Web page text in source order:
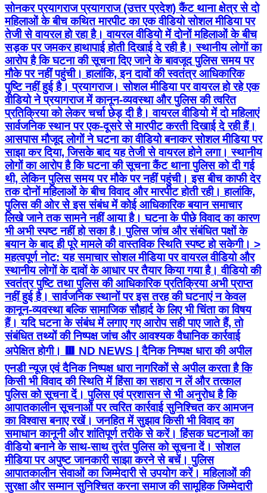
सोनकर प्रयागराज प्रयागराज (उत्तर प्रदेश) कैंट थाना क्षेत्र से दो
महिलाओं के बीच कथित मारपीट का एक वीडियो सोशल मीडिया पर
तेजी से वायरल हो रहा है। वायरल वीडियो में दोनों महिलाओं के बीच
सड़क पर जमकर हाथापाई होती दिखाई दे रही है। स्थानीय लोगों का
आरोप है कि घटना की सूचना दिए जाने के बावजूद पुलिस समय पर
मौके पर नहीं पहुंची। हालांकि, इन दावों की स्वतंत्र आधिकारिक
पुष्टि नहीं हुई है। प्रयागराज। सोशल मीडिया पर वायरल हो रहे एक
वीडियो ने प्रयागराज में कानून-व्यवस्था और पुलिस की त्वरित
प्रतिक्रिया को लेकर चर्चा छेड़ दी है। वायरल वीडियो में दो महिलाएं
सार्वजनिक स्थान पर एक-दूसरे से मारपीट करती दिखाई दे रही हैं।
आसपास मौजूद लोगों ने घटना का वीडियो बनाकर सोशल मीडिया पर
साझा कर दिया, जिसके बाद यह तेजी से वायरल होने लगा। स्थानीय
लोगों का आरोप है कि घटना की सूचना कैंट थाना पुलिस को दी गई
थी, लेकिन पुलिस समय पर मौके पर नहीं पहुंची। इस बीच काफी देर
तक दोनों महिलाओं के बीच विवाद और मारपीट होती रही। हालांकि,
पुलिस की ओर से इस संबंध में कोई आधिकारिक बयान समाचार
लिखे जाने तक सामने नहीं आया है। घटना के पीछे विवाद का कारण
भी अभी स्पष्ट नहीं हो सका है। पुलिस जांच और संबंधित पक्षों के
बयान के बाद ही पूरे मामले की वास्तविक स्थिति स्पष्ट हो सकेगी। >
महत्वपूर्ण नोट: यह समाचार सोशल मीडिया पर वायरल वीडियो और
स्थानीय लोगों के दावों के आधार पर तैयार किया गया है। वीडियो की
स्वतंत्र पुष्टि तथा पुलिस की आधिकारिक प्रतिक्रिया अभी प्राप्त
नहीं हुई है। सार्वजनिक स्थानों पर इस तरह की घटनाएं न केवल
कानून-व्यवस्था बल्कि सामाजिक सौहार्द के लिए भी चिंता का विषय
हैं। यदि घटना के संबंध में लगाए गए आरोप सही पाए जाते हैं, तो
संबंधित तथ्यों की निष्पक्ष जांच और आवश्यक वैधानिक कार्रवाई
अपेक्षित होगी। 🟥 ND NEWS | दैनिक निष्पक्ष धारा की अपील
एनडी न्यूज़ एवं दैनिक निष्पक्ष धारा नागरिकों से अपील करता है कि
किसी भी विवाद की स्थिति में हिंसा का सहारा न लें और तत्काल
पुलिस को सूचना दें। पुलिस एवं प्रशासन से भी अनुरोध है कि
आपातकालीन सूचनाओं पर त्वरित कार्रवाई सुनिश्चित कर आमजन
का विश्वास बनाए रखें। जनहित में सुझाव किसी भी विवाद का
समाधान कानूनी और शांतिपूर्ण तरीके से करें। हिंसक घटनाओं का
वीडियो बनाने के साथ-साथ तुरंत पुलिस को सूचना दें। सोशल
मीडिया पर अपुष्ट जानकारी साझा करने से बचें। पुलिस
आपातकालीन सेवाओं का जिम्मेदारी से उपयोग करें। महिलाओं की
सुरक्षा और सम्मान सुनिश्चित करना समाज की सामूहिक जिम्मेदारी